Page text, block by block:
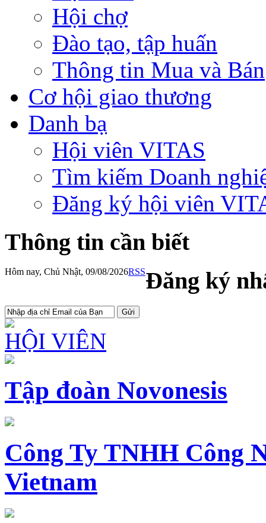
Hội chợ
Đào tạo, tập huấn
Thông tin Mua và Bán
Cơ hội giao thương
Danh bạ
Hội viên VITAS
Tìm kiếm Doanh
Đăng ký hội viên
Thông tin cần biết
Hôm nay, Chủ Nhật, 09/08/2026RSSĐăng ký
HỘI VIÊN
Tập đoàn Novonesis
Công Ty TNHH Công
Vietnam